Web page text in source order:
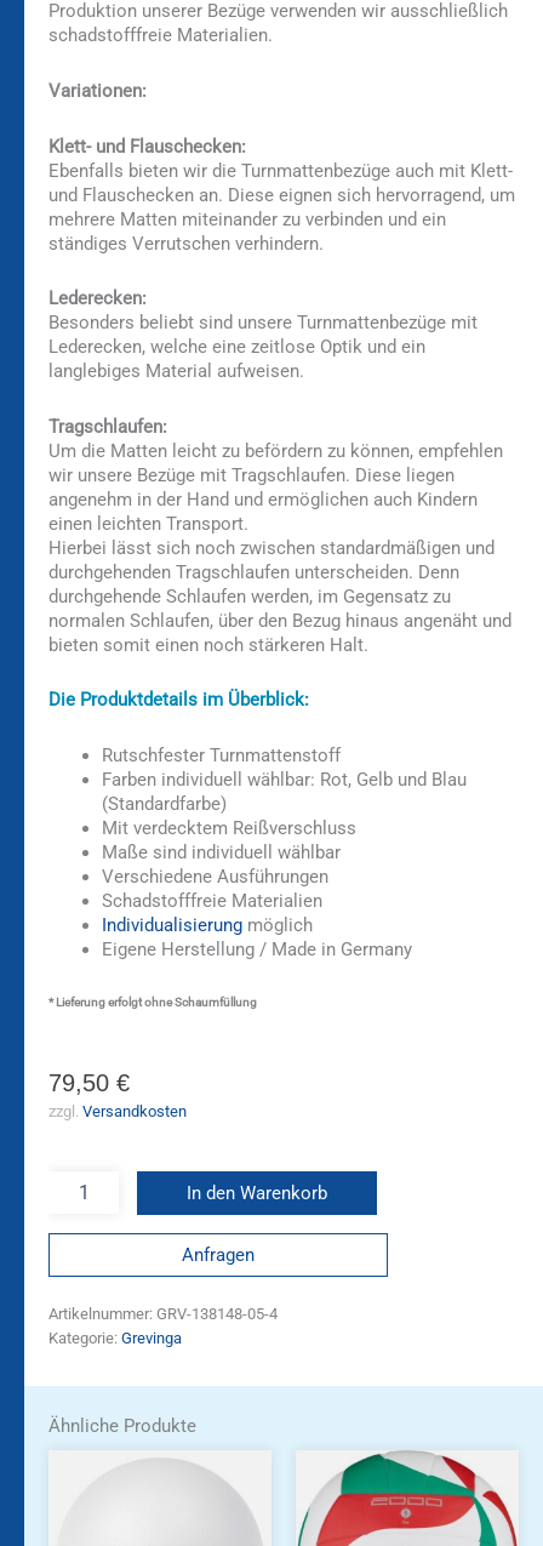
Produktion unserer Bezüge verwenden wir ausschließlich
schadstofffreie Materialien.
Variationen:
Klett- und Flauschecken:
Ebenfalls bieten wir die Turnmattenbezüge auch mit Klett-
und Flauschecken an. Diese eignen sich hervorragend, um
mehrere Matten miteinander zu verbinden und ein
ständiges Verrutschen verhindern.
Lederecken:
Besonders beliebt sind unsere Turnmattenbezüge mit
Lederecken, welche eine zeitlose Optik und ein
langlebiges Material aufweisen.
Tragschlaufen:
Um die Matten leicht zu befördern zu können, empfehlen
wir unsere Bezüge mit Tragschlaufen. Diese liegen
angenehm in der Hand und ermöglichen auch Kindern
einen leichten Transport.
Hierbei lässt sich noch zwischen standardmäßigen und
durchgehenden Tragschlaufen unterscheiden. Denn
durchgehende Schlaufen werden, im Gegensatz zu
normalen Schlaufen, über den Bezug hinaus angenäht und
bieten somit einen noch stärkeren Halt.
Die Produktdetails im Überblick:
Rutschfester Turnmattenstoff
Farben individuell wählbar: Rot, Gelb und Blau
(Standardfarbe)
Mit verdecktem Reißverschluss
Maße sind individuell wählbar
Verschiedene Ausführungen
Schadstofffreie Materialien
Individualisierungmöglich
Eigene Herstellung / Made in Germany
* Lieferung erfolgt ohne Schaumfüllung
79,50 €
zzgl. Versandkosten
In den Warenkorb
Anfragen
Artikelnummer: GRV-138148-05-4
Kategorie: Grevinga
Ähnliche Produkte